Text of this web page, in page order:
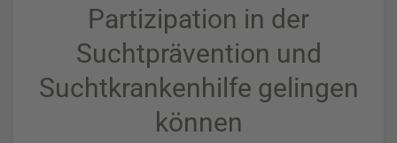
Partizipation in der
Suchtprävention und
Suchtkrankenhilfe gelingen
können